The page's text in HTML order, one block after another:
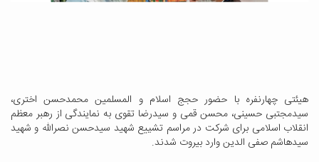
هیئتی چهارنفره با حضور حجج اسلام و المسلمین محمدحسن اختری،
سیدمجتبی حسینی، محسن قمی و سیدرضا تقوی به نمایندگی از رهبر معظم
انقلاب اسلامی برای شرکت در مراسم تشییع شهید سیدحسن نصرالله و شهید
سیدهاشم صفی الدین وارد بیروت شدند.